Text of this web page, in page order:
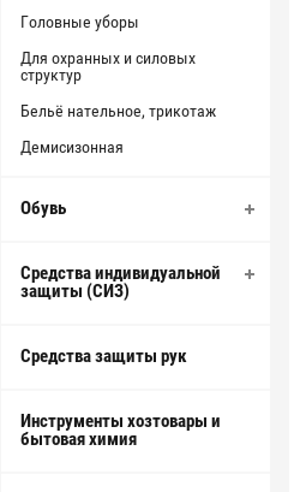
Головные уборы
Для охранных и силовых
структур
Бельё нательное, трикотаж
Демисизонная
Обувь
Средства индивидуальной
защиты (СИЗ)
Средства защиты рук
Инструменты хозтовары и
бытовая химия